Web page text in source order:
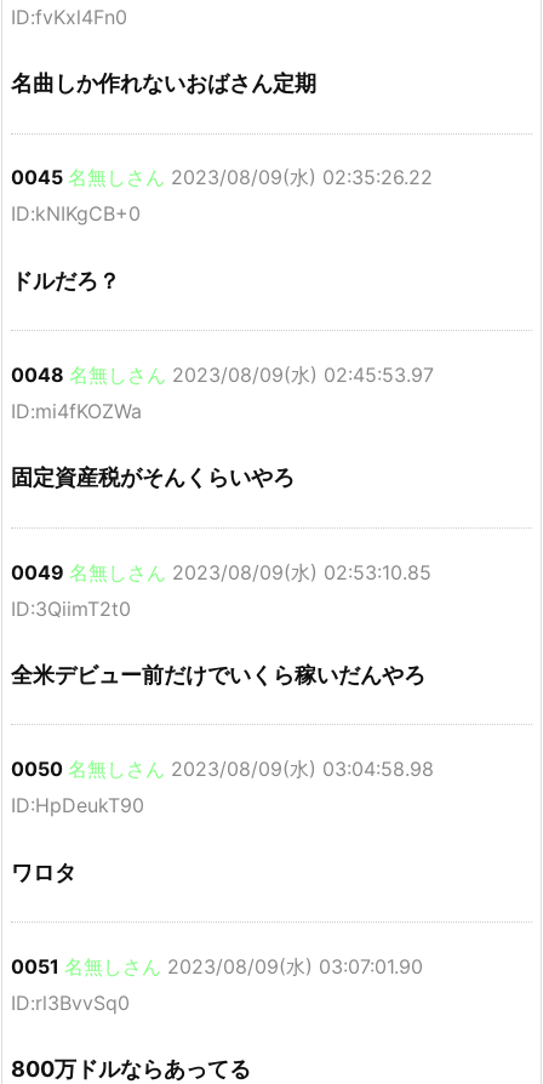
ID:fvKxl4Fn0
名曲しか作れないおばさん定期
0045 名無しさん 2023/08/09(水) 02:35:26.22
ID:kNIKgCB+0
ドルだろ？
0048 名無しさん 2023/08/09(水) 02:45:53.97
ID:mi4fKOZWa
固定資産税がそんくらいやろ
0049 名無しさん 2023/08/09(水) 02:53:10.85
ID:3QiimT2t0
全米デビュー前だけでいくら稼いだんやろ
0050 名無しさん 2023/08/09(水) 03:04:58.98
ID:HpDeukT90
ワロタ
0051 名無しさん 2023/08/09(水) 03:07:01.90
ID:rl3BvvSq0
800万ドルならあってる